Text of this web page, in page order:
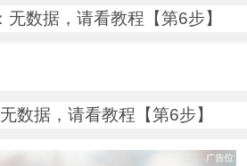
数据，请看教程【第6步】
数据，请看教程【第6步】